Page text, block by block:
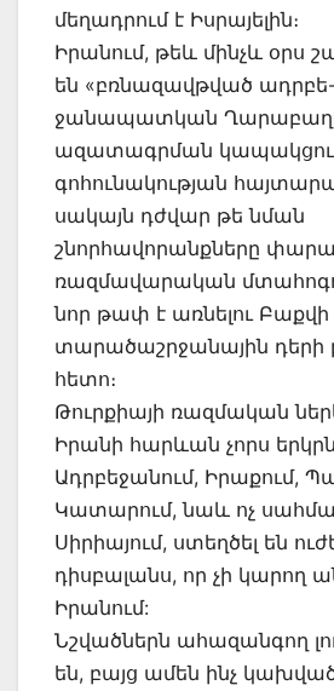
մեղադրում է Իսրայելին։
Իրանում, թեև մինչև օրս
են «բռնազավթված
ջանապատկան
ազատագրման
գոհունակության
սակայն դժվար թե նման
շնորհավորանքները
ռազմավարական
նոր թափ է առնելու
տարածաշրջանային դերի
հետո։
Թուրքիայի ռազմական
Իրանի հարևան չորս
Ադրբեջանում, Իրաքում,
Կատարում, նաև ոչ
Սիրիայում, ստեղծել են
դիսբալանս, որ չի կարող
Իրանում:
Նշվածներն ահազանգող
են, բայց ամեն ինչ